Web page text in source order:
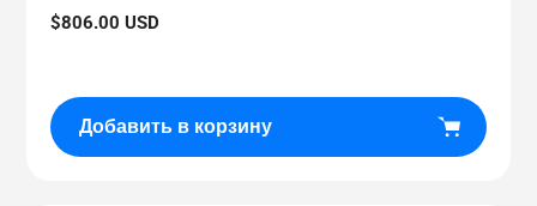
Обычная
$806.00 USD
Добавить в корзину